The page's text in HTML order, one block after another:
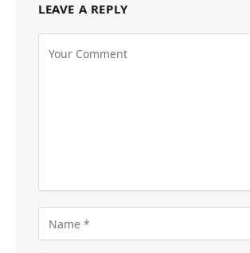
LEAVE A REPLY